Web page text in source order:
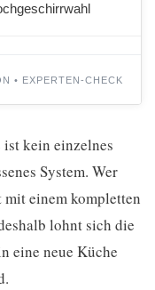
• EXPERTEN-CHECK
kein einzelnes
System. Wer
einem kompletten
lohnt sich die
eine neue Küche